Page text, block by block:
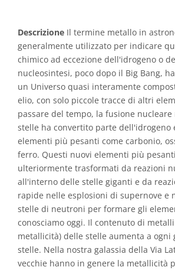
Descrizione Il termine metallo in
generalmente utilizzato per indicare
chimico ad eccezione dell'idrogeno o
nucleosintesi, poco dopo il Big Bang,
un Universo quasi interamente
elio, con solo piccole tracce di altri
passare del tempo, la fusione
stelle ha convertito parte dell'idrogeno
elementi più pesanti come carbonio,
ferro. Questi nuovi elementi più
ulteriormente trasformati da reazioni
all'interno delle stelle giganti e da
rapide nelle esplosioni di supernove e
stelle di neutroni per formare gli
conosciamo oggi. Il contenuto di
metallicità) delle stelle aumenta a ogni
stelle. Nella nostra galassia della Via
vecchie hanno in genere la metallicità